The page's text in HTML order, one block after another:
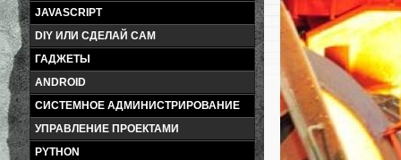
JAVASCRIPT
DIY ИЛИ СДЕЛАЙ САМ
ГАДЖЕТЫ
ANDROID
СИСТЕМНОЕ АДМИНИСТРИРОВАНИЕ
УПРАВЛЕНИЕ ПРОЕКТАМИ
PYTHON